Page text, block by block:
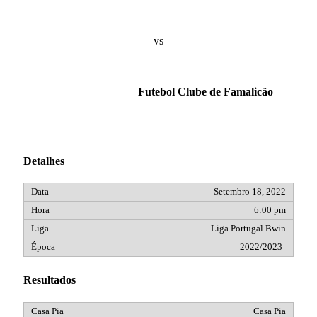
vs
Futebol Clube de Famalicão
Detalhes
Setembro 18, 2022
6:00 pm
Liga Portugal Bwin
2022/2023
Resultados
Casa Pia